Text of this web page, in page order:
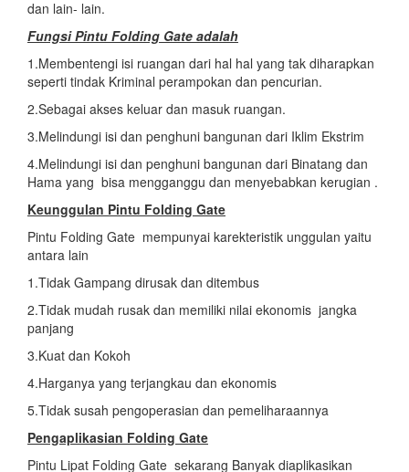
dan lain- lain.
Fungsi Pintu Folding Gate adalah
1.Membentengi isi ruangan dari hal hal yang tak diharapkan
seperti tindak Kriminal perampokan dan pencurian.
2.Sebagai akses keluar dan masuk ruangan.
3.Melindungi isi dan penghuni bangunan dari Iklim Ekstrim
4.Melindungi isi dan penghuni bangunan dari Binatang dan
Hama yang bisa mengganggu dan menyebabkan kerugian .
Keunggulan Pintu Folding Gate
Pintu Folding Gate mempunyai karekteristik unggulan yaitu
antara lain
1.Tidak Gampang dirusak dan ditembus
2.Tidak mudah rusak dan memiliki nilai ekonomis jangka
panjang
3.Kuat dan Kokoh
4.Harganya yang terjangkau dan ekonomis
5.Tidak susah pengoperasian dan pemeliharaannya
Pengaplikasian Folding Gate
Pintu Lipat Folding Gate sekarang Banyak diaplikasikan